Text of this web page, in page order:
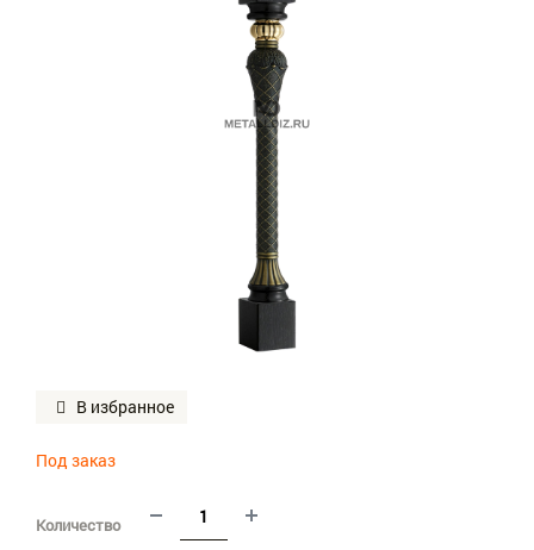
В избранное
Под заказ
Количество
metalldiz_group@yahoo.com